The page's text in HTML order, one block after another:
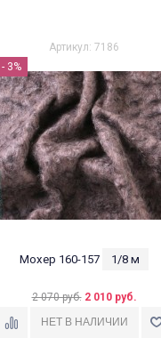
Артикул: 7186
- 3%
Мохер 160-157 1/8 м
2 070 руб. 2 010 руб.